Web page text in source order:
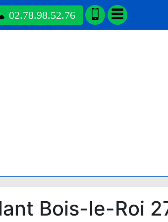
02.78.98.52.76
Bois-le-Roi